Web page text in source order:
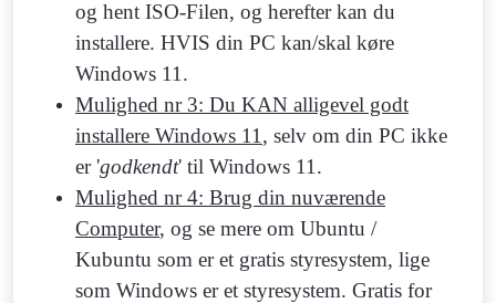
og hent ISO-Filen, og herefter kan du
installere. HVIS din PC kan/skal køre
Windows 11.
Mulighed nr 3: Du KAN alligevel godt
installere Windows 11 , selv om din PC ikke
er 'godkendt' til Windows 11.
Mulighed nr 4: Brug din nuværende
Computer, og se mere om Ubuntu /
Kubuntu som er et gratis styresystem, lige
som Windows er et styresystem. Gratis for